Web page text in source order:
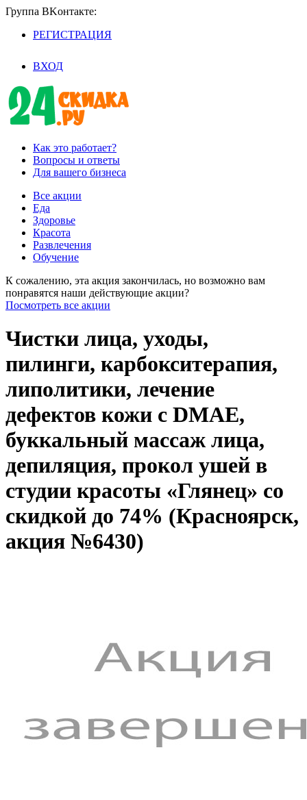
Группа BKoнтaктe:
РЕГИСТРАЦИЯ
ВХОД
Как это работает?
Вопросы и ответы
Для вашего бизнеса
Все акции
Еда
Здоровье
Красота
Развлечения
Обучение
К сожалению, эта акция закончилась, но возможно вам
понравятся наши действующие акции?
Посмотреть все акции
Чистки лица, уходы,
пилинги, карбокситерапия,
липолитики, лечение
дефектов кожи с DMAE,
буккальный массаж лица,
депиляция, прокол ушей в
студии красоты «Глянец» со
скидкой до 74% (Красноярск,
акция №6430)